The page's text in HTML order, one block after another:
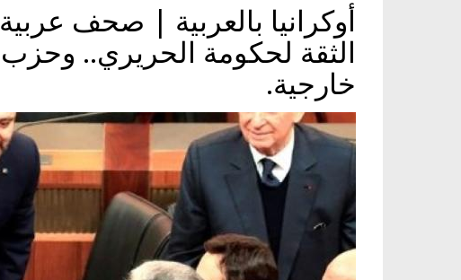
أوكرانيا بالعربية | صحف
الثقة لحكومة الحريري.. وحزب
خارجية.